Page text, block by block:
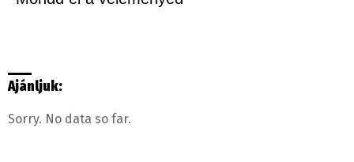
Ajánljuk:
Sorry. No data so far.